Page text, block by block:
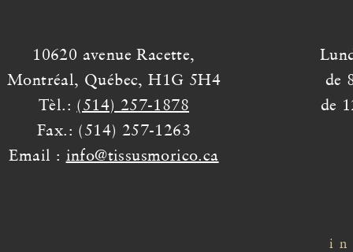
10620 avenue Racette,
Montréal, Québec, H1G 5H4
Tèl.: (514) 257-1878
Fax.: (514) 257-1263
Email : info@tissusmorico.ca
de
de